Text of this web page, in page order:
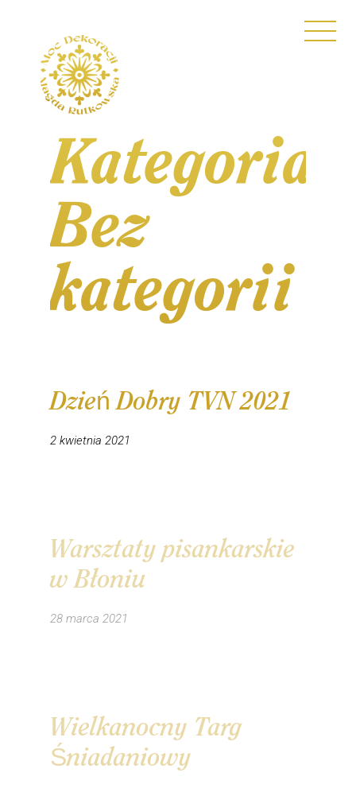
Kategoria:
Bez
kategorii
Dzień Dobry TVN 2021
2 kwietnia 2021
Warsztaty pisankarskie
w Błoniu
28 marca 2021
Wielkanocny Targ
Śniadaniowy